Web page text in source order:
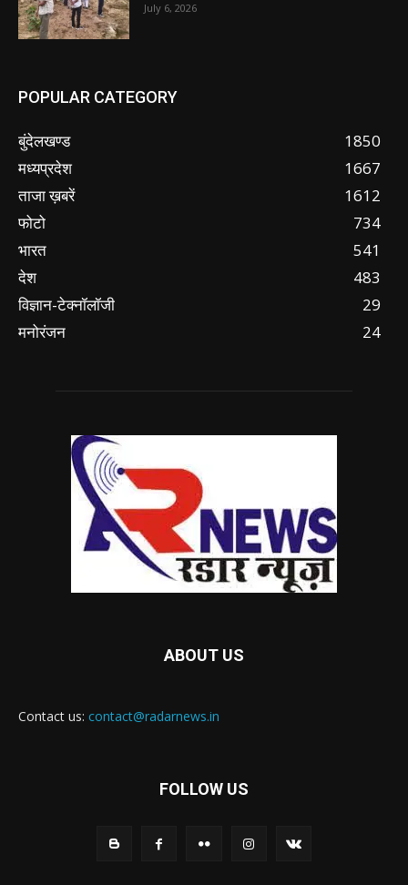
July 6, 2026
POPULAR CATEGORY
बुंदेलखण्ड
1850
मध्यप्रदेश
1667
ताजा ख़बरें
1612
फोटो
734
भारत
541
देश
483
विज्ञान-टेक्नॉलॉजी
29
मनोरंजन
24
ABOUT US
Contact us: contact@radarnews.in
FOLLOW US